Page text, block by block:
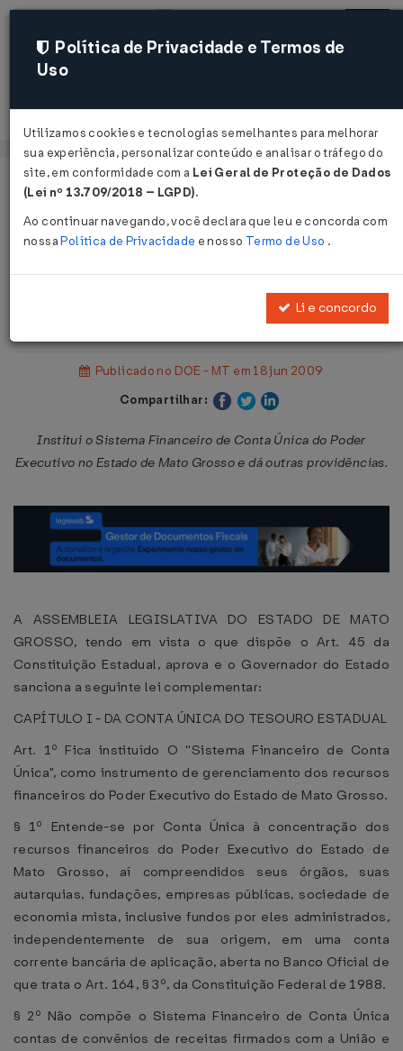
Acessar
Página Inicial
Legislações
Lei Complementar Nº 360 DE
Publicado no DOE - MT em 18 jun 2009
Compartilhar:
Institui o Sistema Financeiro de Conta Única do Poder
Executivo no Estado de Mato Grosso e dá outras providências.
A ASSEMBLEIA LEGISLATIVA DO ESTADO DE MATO
GROSSO, tendo em vista o que dispõe o Art. 45 da
Constituição Estadual, aprova e o Governador do Estado
sanciona a seguinte lei complementar:
CAPÍTULO I - DA CONTA ÚNICA DO TESOURO ESTADUAL
Art. 1º Fica instituído O ''Sistema Financeiro de Conta
Única", como instrumento de gerenciamento dos recursos
financeiros do Poder Executivo do Estado de Mato Grosso.
§ 1º Entende-se por Conta Única à concentração dos
recursos financeiros do Poder Executivo do Estado de
Mato Grosso, aí compreendidos seus órgãos, suas
autarquias, fundações, empresas públicas, sociedade de
economia mista, inclusive fundos por eles administrados,
independentemente de sua origem, em uma conta
corrente bancária de aplicação, aberta no Banco Oficial de
que trata o Art. 164, § 3º, da Constituição Federal de 1988.
§ 2º Não compõe o Sistema Financeiro de Conta Única
contas de convênios de receitas firmados com a União e
Política de Privacidade e Termos de
Uso
Utilizamos cookies e tecnologias semelhantes para melhorar
sua experiência, personalizar conteúdo e analisar o tráfego do
site, em conformidade com a Lei Geral de Proteção de Dados
(Lei nº 13.709/2018 – LGPD).
Ao continuar navegando, você declara que leu e concorda com
nossaPolítica de Privacidade e nosso Termo de Uso .
Li e concordo